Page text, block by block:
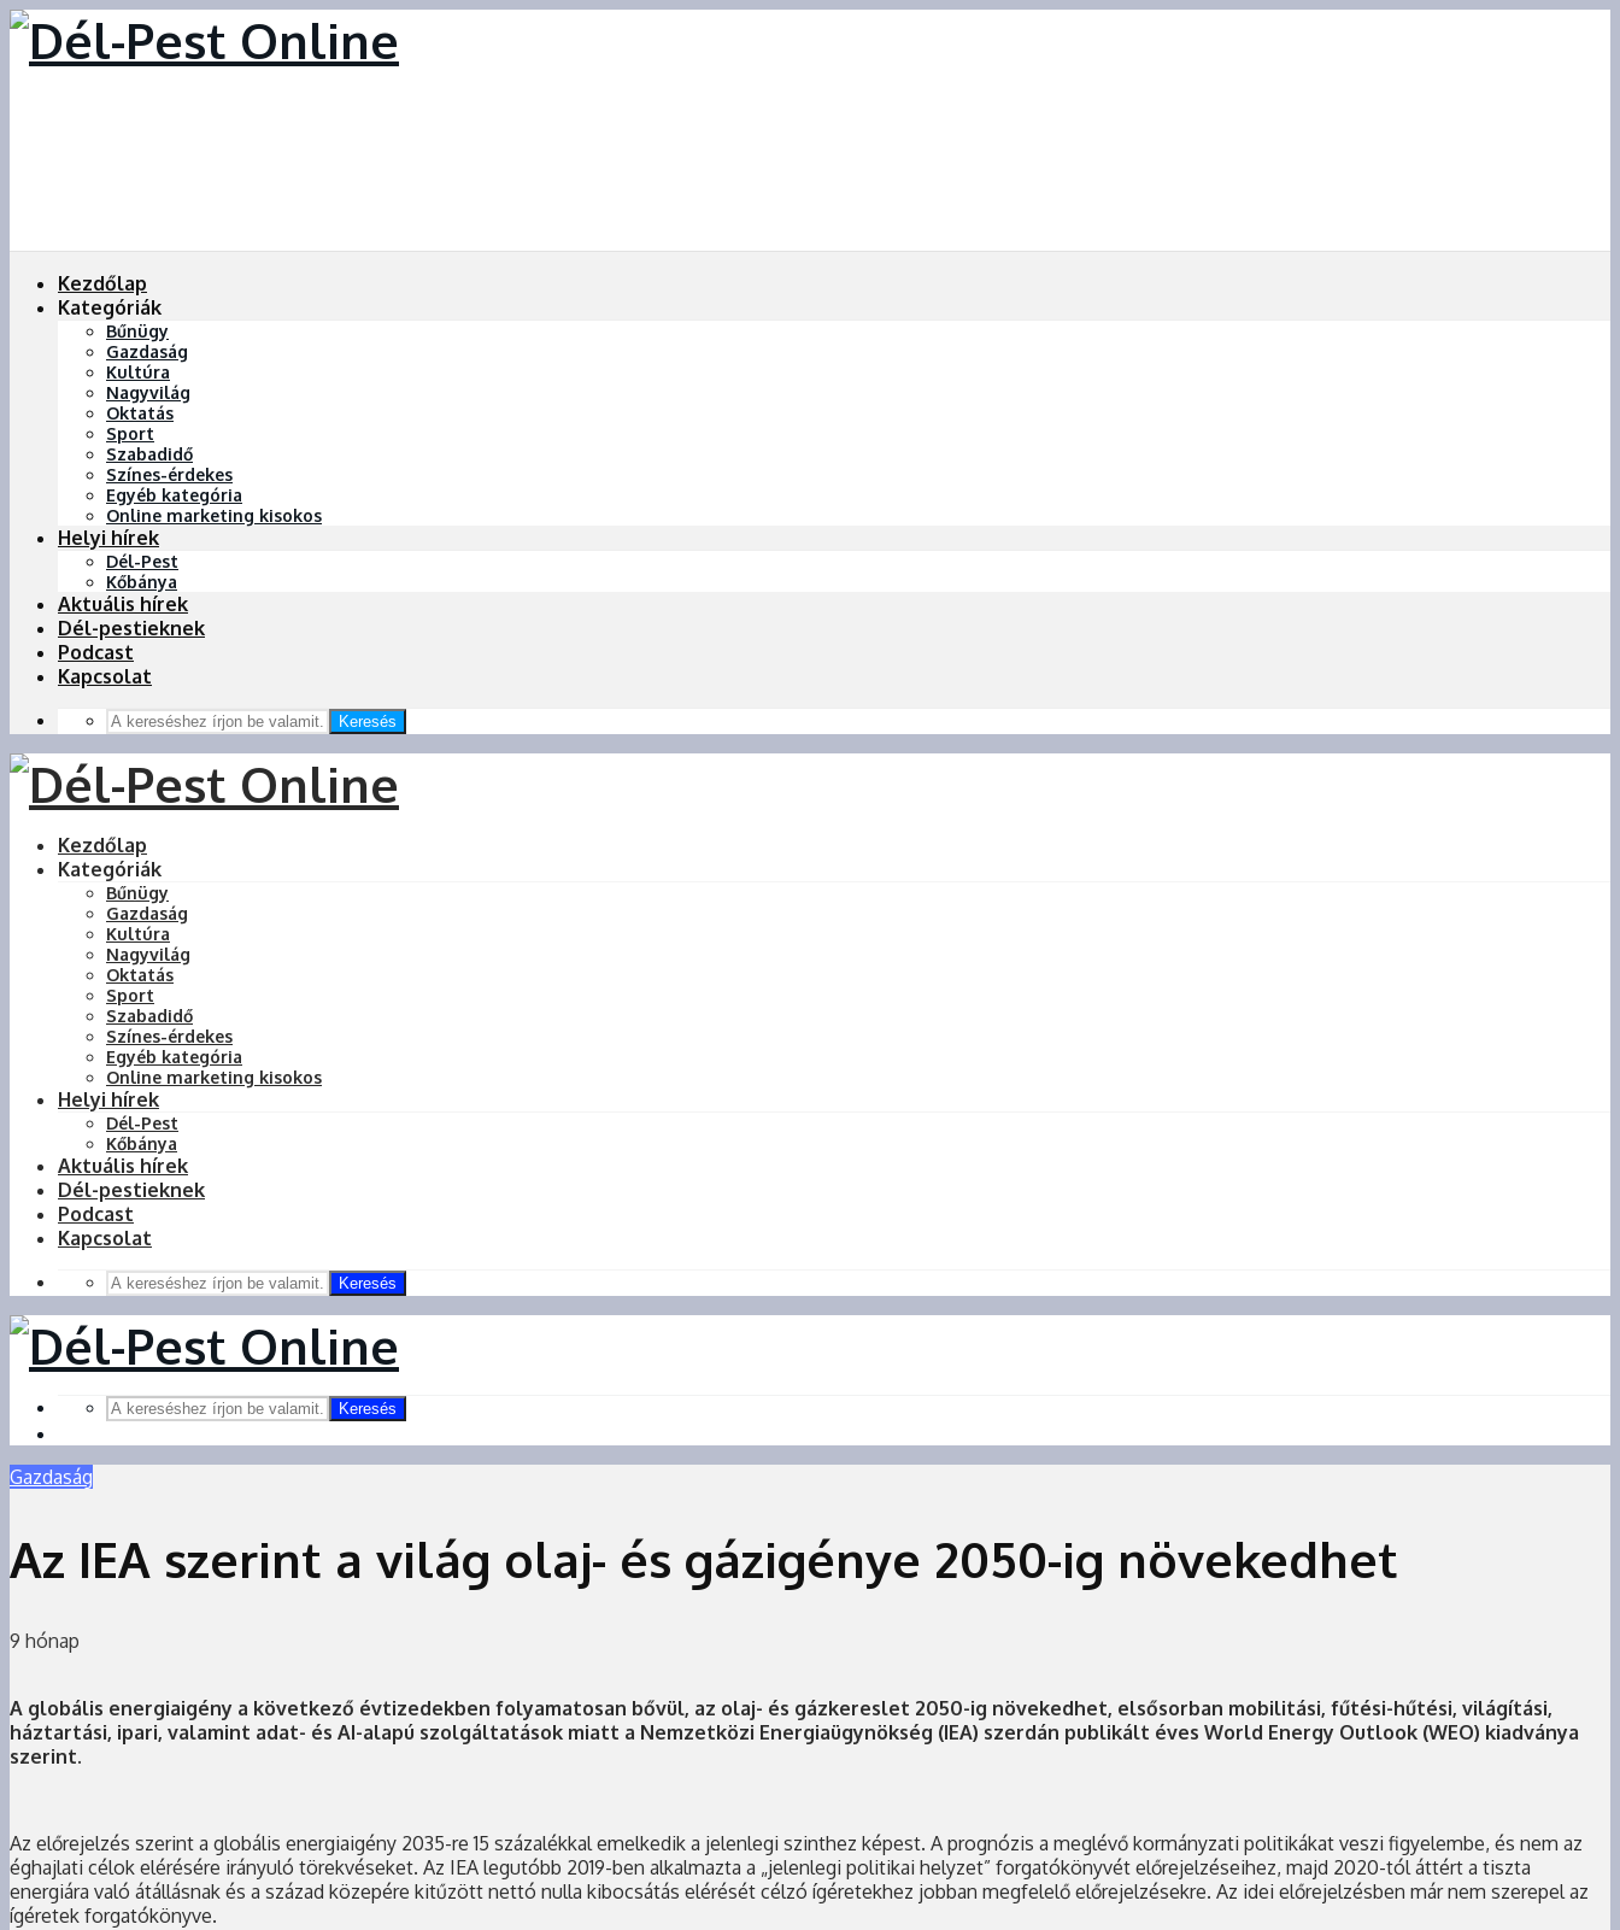
Kezdőlap
Kategóriák
Bűnügy
Gazdaság
Kultúra
Nagyvilág
Oktatás
Sport
Szabadidő
Színes-érdekes
Egyéb kategória
Online marketing kisokos
Helyi hírek
Dél-Pest
Kőbánya
Aktuális hírek
Dél-pestieknek
Podcast
Kapcsolat
Keresés
Kezdőlap
Kategóriák
Bűnügy
Gazdaság
Kultúra
Nagyvilág
Oktatás
Sport
Szabadidő
Színes-érdekes
Egyéb kategória
Online marketing kisokos
Helyi hírek
Dél-Pest
Kőbánya
Aktuális hírek
Dél-pestieknek
Podcast
Kapcsolat
Keresés
Keresés
Gazdaság
Az IEA szerint a világ olaj- és gázigénye 2050-ig növekedhet
9 hónap
A globális energiaigény a következő évtizedekben folyamatosan bővül, az olaj- és gázkereslet 2050-ig növekedhet, elsősorban mobilitási, fűtési-hűtési, világítási,
háztartási, ipari, valamint adat- és AI-alapú szolgáltatások miatt a Nemzetközi Energiaügynökség (IEA) szerdán publikált éves World Energy Outlook (WEO) kiadványa
szerint.
Az előrejelzés szerint a globális energiaigény 2035-re 15 százalékkal emelkedik a jelenlegi szinthez képest. A prognózis a meglévő kormányzati politikákat veszi figyelembe, és nem az
éghajlati célok elérésére irányuló törekvéseket. Az IEA legutóbb 2019-ben alkalmazta a „jelenlegi politikai helyzet” forgatókönyvét előrejelzéseihez, majd 2020-tól áttért a tiszta
energiára való átállásnak és a század közepére kitűzött nettó nulla kibocsátás elérését célzó ígéretekhez jobban megfelelő előrejelzésekre. Az idei előrejelzésben már nem szerepel az
ígéretek forgatókönyve.